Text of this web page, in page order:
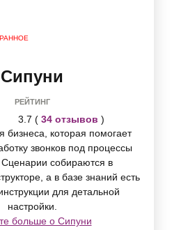
Сипуни
РЕЙТИНГ
3.7 ( 34 отзывов )
бизнеса, которая помогает
звонков под процессы
собираются в
а в базе знаний есть
для детальной
настройки.
больше о Сипуни